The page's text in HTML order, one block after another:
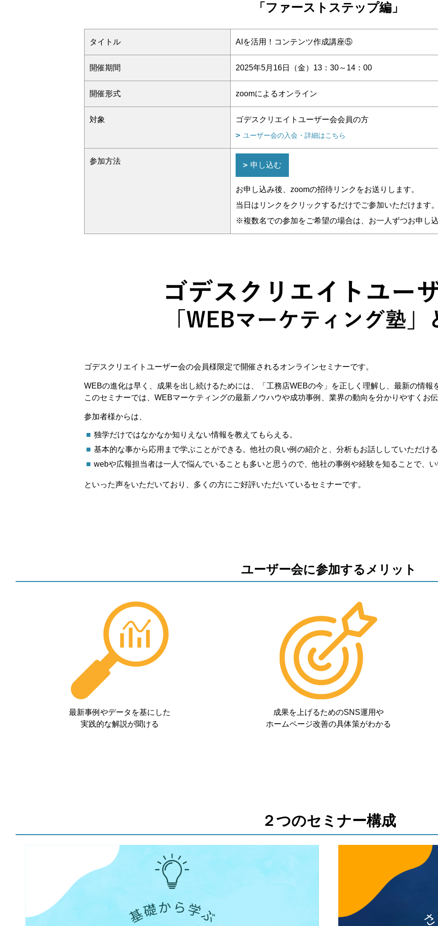
「ファーストステップ編」
タイトル AIを活用！コンテンツ作成講座⑤
開催期間 2025年5月16日（金）13：30～14：00
開催形式 zoomによるオンライン
対象 ゴデスクリエイトユーザー会会員の方
ユーザー会の入会・詳細はこちら
参加方法 申し込む
お申し込み後、zoomの招待リンクをお送りします。
当日はリンクをクリックするだけでご参加いただけます。
※複数名での参加をご希望の場合は、お一人ずつお申し込
ゴデスクリエイトユーザー会の会員様限定で開催されるオンラインセミナーです。
WEBの進化は早く、成果を出し続けるためには、「工務店WEBの今」を正しく理解し、最新の情報
このセミナーでは、WEBマーケティングの最新ノウハウや成功事例、業界の動向を分かりやすくお伝
参加者様からは、
独学だけではなかなか知りえない情報を教えてもらえる。
基本的な事から応用まで学ぶことができる。他社の良い例の紹介と、分析もお話ししていただけ
webや広報担当者は一人で悩んでいることも多いと思うので、他社の事例や経験を知ることで、い
といった声をいただいており、多くの方にご好評いただいているセミナーです。
ユーザー会に参加するメリット
最新事例やデータを基にした
実践的な解説が聞ける
成果を上げるためのSNS運用や
ホームページ改善の具体策がわかる
２つのセミナー構成